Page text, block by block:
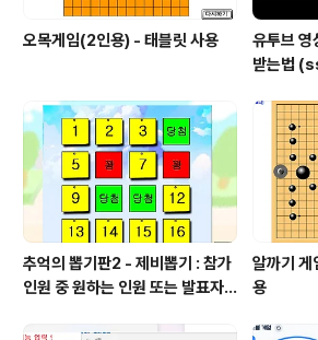
오목게임(2인용) - 태블릿 사용
유투브 영
받는법
추억의 뽑기판2 - 제비뽑기 : 참가
인원 중 원하는 인원 또는 발표자
알까기
용